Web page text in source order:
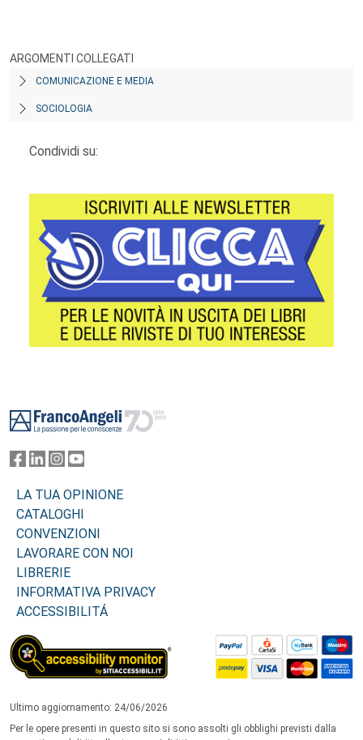
ARGOMENTI COLLEGATI
COMUNICAZIONE E MEDIA
SOCIOLOGIA
Condividi su:
LA TUA OPINIONE
CATALOGHI
CONVENZIONI
LAVORARE CON NOI
LIBRERIE
INFORMATIVA PRIVACY
ACCESSIBILITÁ
Ultimo aggiornamento: 24/06/2026
Per le opere presenti in questo sito si sono assolti gli obblighi previsti dalla